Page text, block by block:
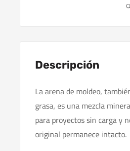
Descripción
La arena de moldeo,
grasa, es una mezcla
para proyectos sin carga y
original permanece intacto.